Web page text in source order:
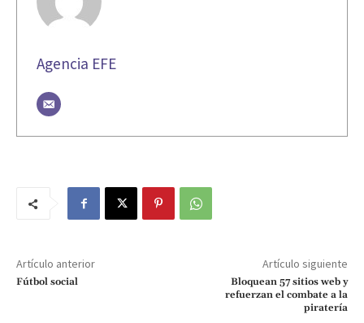
Agencia EFE
Artículo anterior
Fútbol social
Artículo siguiente
Bloquean 57 sitios web y
refuerzan el combate a la
piratería